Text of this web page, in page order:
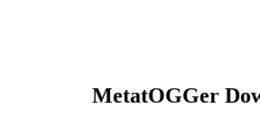
MetatOGGer